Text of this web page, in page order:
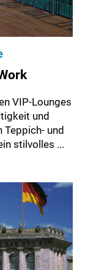
VIP-Lounges
und
und
stilvolles ...